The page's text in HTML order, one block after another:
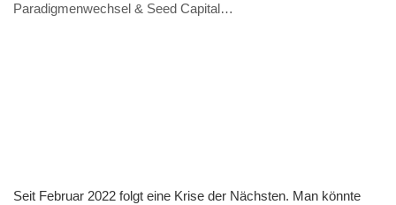
Paradigmenwechsel & Seed Capital
Seit Februar 2022 folgt eine Krise der Nächsten. Man könnte